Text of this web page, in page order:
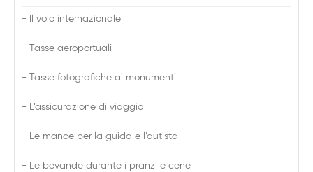
- Il volo internazionale
- Tasse aeroportuali
- Tasse fotografiche ai monumenti
- L’assicurazione di viaggio
- Le mance per la guida e l’autista
- Le bevande durante i pranzi e cene